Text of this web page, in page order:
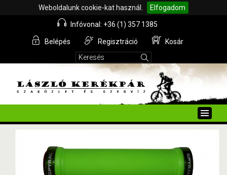
Weboldalunk cookie-kat használ. Elfogadom
Infóvonal: +36 (1) 357 1385
Belépés Regisztráció Kosár
Toggle